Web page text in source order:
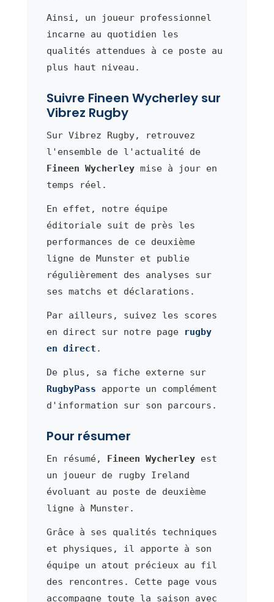
Ainsi, un joueur professionnel
incarne au quotidien les
qualités attendues à ce poste au
plus haut niveau.
Suivre Fineen Wycherley sur
Vibrez Rugby
Sur Vibrez Rugby, retrouvez
l'ensemble de l'actualité de
Fineen Wycherleymise à jour en
temps réel.
En effet, notre équipe
éditoriale suit de près les
performances de ce deuxième
ligne de Munster et publie
régulièrement des analyses sur
ses matchs et déclarations.
Par ailleurs, suivez les scores
en direct sur notre page
rugby
en direct .
De plus, sa fiche externe sur
RugbyPass apporte un complément
d'information sur son parcours.
Pour résumer
En résumé, Fineen Wycherleyest
un joueur de rugby Ireland
évoluant au poste de deuxième
ligne à Munster.
Grâce à ses qualités techniques
et physiques, il apporte à son
équipe un atout précieux au fil
des rencontres. Cette page vous
accompagne toute la saison avec